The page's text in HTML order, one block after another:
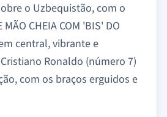
o Uzbequistão, com o
CHEIA COM 'BIS' DO
central, vibrante e
Ronaldo (número 7)
com os braços erguidos e